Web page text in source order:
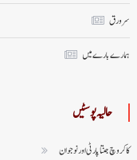
سر ورق
ہمارے بارے میں
حالیہ پوسٹیں
کاکروچ جنتا پارٹی اور نوجوان